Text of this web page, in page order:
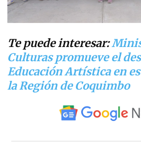
Te puede interesar:
Culturas promueve el
Educación Artística en
la Región de Coquimbo